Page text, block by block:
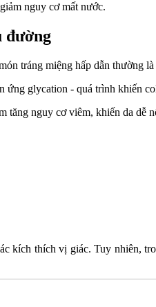
nguy cơ mất nước.
đường
tráng miệng hấp dẫn
ứng glycation - quá trình khiến
tăng nguy cơ viêm, khiến da dễ
kích thích vị giác. Tuy nhiên,